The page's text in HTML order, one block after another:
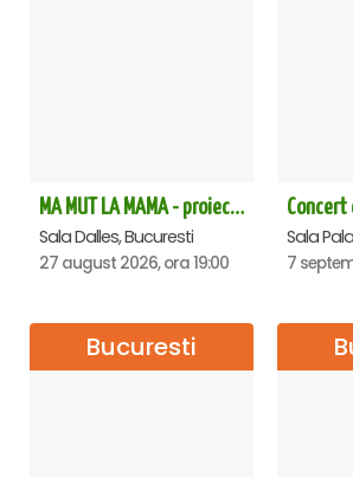
MA MUT LA MAMA - proiectie film Dalles
Sala Dalles, Bucuresti
27 august 2026, ora 19:00
Sala
Bucuresti